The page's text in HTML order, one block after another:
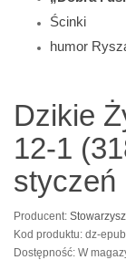
Ścinki
humor
Dzikie
12-1
styczeń
Producent:
Kod produktu: dz-
Dostępność: W